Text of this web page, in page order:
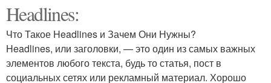
Headlines:
Что Такое Headlines и Зачем Они Нужны?
Headlines, или заголовки, — это один из самых важных
элементов любого текста, будь то статья, пост в
социальных сетях или рекламный материал. Хорошо